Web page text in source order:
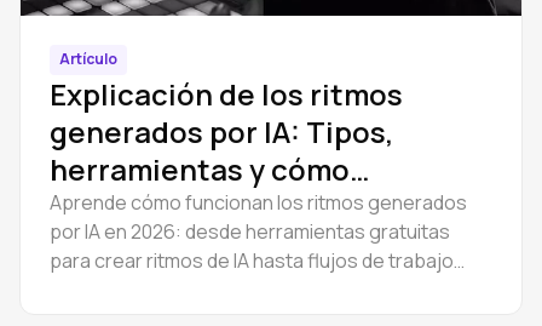
Artículo
Explicación de los ritmos
generados por IA: Tipos,
herramientas y cómo
utilizarlos
Aprende cómo funcionan los ritmos generados
por IA en 2026: desde herramientas gratuitas
para crear ritmos de IA hasta flujos de trabajo